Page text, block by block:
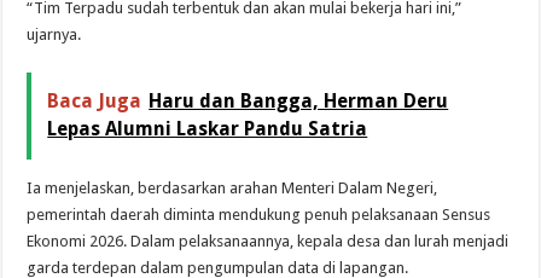
“Tim Terpadu sudah terbentuk dan akan mulai bekerja hari ini,”
ujarnya.
Baca Juga Haru dan Bangga, Herman Deru
Lepas Alumni Laskar Pandu Satria
Ia menjelaskan, berdasarkan arahan Menteri Dalam Negeri,
pemerintah daerah diminta mendukung penuh pelaksanaan Sensus
Ekonomi 2026. Dalam pelaksanaannya, kepala desa dan lurah menjadi
garda terdepan dalam pengumpulan data di lapangan.